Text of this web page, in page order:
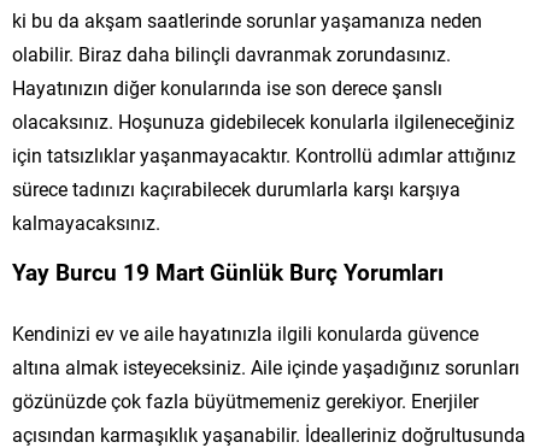
ki bu da akşam saatlerinde sorunlar yaşamanıza neden
olabilir. Biraz daha bilinçli davranmak zorundasınız.
Hayatınızın diğer konularında ise son derece şanslı
olacaksınız. Hoşunuza gidebilecek konularla ilgileneceğiniz
için tatsızlıklar yaşanmayacaktır. Kontrollü adımlar attığınız
sürece tadınızı kaçırabilecek durumlarla karşı karşıya
kalmayacaksınız.
Yay Burcu 19 Mart Günlük Burç Yorumları
Kendinizi ev ve aile hayatınızla ilgili konularda güvence
altına almak isteyeceksiniz. Aile içinde yaşadığınız sorunları
gözünüzde çok fazla büyütmemeniz gerekiyor. Enerjiler
açısından karmaşıklık yaşanabilir. İdealleriniz doğrultusunda